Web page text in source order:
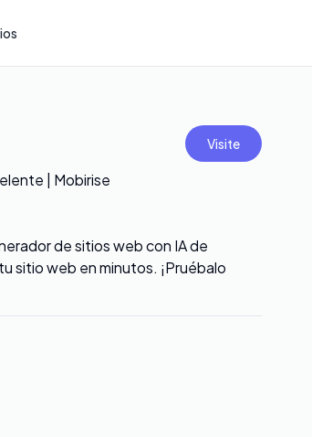
Visite
| Mobirise
de sitios web con IA de
sitio web en minutos. ¡Pruébalo